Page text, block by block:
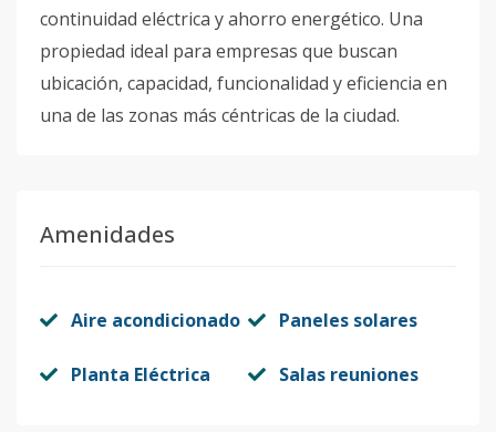
continuidad eléctrica y ahorro energético. Una
propiedad ideal para empresas que buscan
ubicación, capacidad, funcionalidad y eficiencia en
una de las zonas más céntricas de la ciudad.
Amenidades
Aire acondicionado Paneles solares
Planta Eléctrica Salas reuniones